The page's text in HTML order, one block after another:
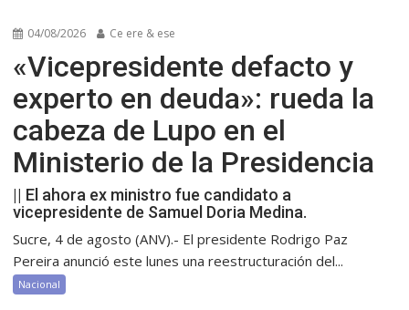
04/08/2026 Ce ere & ese
«Vicepresidente defacto y
experto en deuda»: rueda la
cabeza de Lupo en el
Ministerio de la Presidencia
|| El ahora ex ministro fue candidato a
vicepresidente de Samuel Doria Medina.
Sucre, 4 de agosto (ANV).- El presidente Rodrigo Paz
Pereira anunció este lunes una reestructuración del...
Nacional